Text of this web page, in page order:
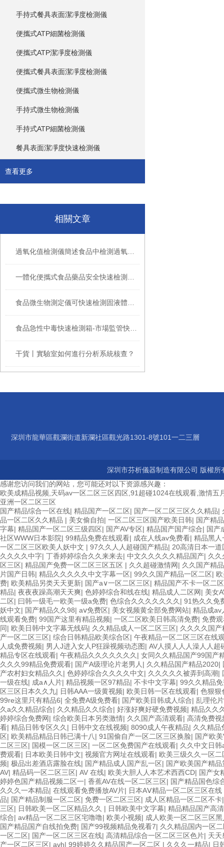
手持式餐具表面潔凈度檢測儀
便攜式ATP細菌檢測儀
便攜式ATP潔凈度檢測儀
便攜式餐具表面潔凈度檢測儀
便攜式微生物檢測儀
手持式微生物檢測儀
手持式ATP細菌檢測儀
餐具表面潔凈度快速檢測儀
查看更多
相關文章
干貨丨實驗室如何進行分析系統核查？
深圳市龍華區觀瀾街道新瀾社區觀光路1301-8號101一二三層
深圳市芬析儀器制造有限公司 版權
感谢您访问我们的网站，您可能还对以下资源感兴趣：
欧美成精品视频,天码av一区二区三区四区,91超碰1024在线观看,激情
亚洲一区二区三区
国产精品综合一区在线| 精品国产一区二区| 国产一区二区三区久久精品|
品一区二区久久精品 | 美女偷自拍| 一区二区三区国产欧美日韩| 国产精
字幕| 精品国产一区二区三级四区| 国产AV专区| 精品国产国产综合| 国产
社区WWW日本影院| 99精品免费在线观看| 成在人线av免费看| 精品黑人
一区二区三区欧美人妖中文 | 97久久人人超碰国产精品| 20高清日本一道
久久久久中字| 丁香婷婷综合久久来来去| 中文久久久久久精品国产| 久久
区三区| 精品国产免费一区二区三区五区 | 久久超碰激情网| 久久国产精
片国产日韩| 精品久久久久久中文字幕一区| 99久久国产精品一区二区|
费| 欧美精品另类天天更新| 国产a∨一区二区三区| 精品国产不卡一区二
精品| 夜夜夜躁高潮天天爽| 色婷婷综合和线在线| 精品成人二区网| 美女
二区| 曰韩一级毛一欧美一级a免费| 色综合久久久久久久久 | 91热久久免
妖中文| 国产精品久久98| aⅴ免费区| 美女视频黄全部免费网站| 精品成av
线观看免费| 99国产这里有精品视频| 一区二区欧美日韩高清免费| 免费
同| 欧美日韩中文字幕无线码| 久久精品成人一区二区三区| 久久久久国
产一区二区三区| 综合日韩精品欧美综合区| 午夜精品一区二区三区在线
人成免费视频| 男人J进入女人P狂躁视频动态图| AV人摸人人人澡人人超
精品专区在线观看| 午夜精品久久久久久久久 | 女同久久精品国产99国产
久久久99精品免费观看| 国产A级理论片老男人 | 久久精品国产精品2020|
产农村妇女精品久久 | 色婷婷综合久久久久中文| 久久久久久被弄到高潮|
一级在线| 成a∧人片| 精品视频一区97精品| 不卡中文字幕| 99久久精品
区三区日本久久九| 日韩AAA一级黄视频| 欧美日韩一区在线观看| 色狠狠
99re这里只有精品6| 全免费A级免费看| 国产欧美目韩成人综合| 乱理伦
久a久久精品综合| 久久精品久久综合| 好涨好爽好硬免费视频| 精品久久
婷婷综合免费网| 综合欧美日本另类激情| 久久国产高清观看| 高清免费视
看| 精品日韩专区久久 | 日韩中文在线视频| 8090成人午夜精品| 久久精品
区| 欧美精品精品日韩已满十八| 91国偷自产一区二区三区换脸| 国产欧
二区三区| 国模一区二区三区| 一区二区免费国产在线观看| 久久中文日韩
费观看| 日本欧美日韩中文| 视频官方网址在线观看| 欧美三级久久一区二
频| 极品出差酒店露脸在线| 国产精品成人国产乱一区| 国产欧美国产精品
AV| 精品码一区二区三区| AV 在线| 欧美大胆人人本艺术西西CD| 国产女
婷婷色国产精品视频二区一| 香蕉AV在线一区二区三区| 国产精品国色综
久久久一本精品| 在线观看免费播放AV片| 日本AⅤ精品一区二区三区在线
品| 国产精品制服一区二区| 免费一区二区三区| 成人区精品一区二区不卡
三区| 日韩欧美一区二区精品久久 | 日韩欧美中文字幕| 精品精品国产高
综合| av精品一区二区三区宅噜噜| 欧美小视频| 成人欧美一区二区三区
国产精品国产自线拍免费| 国产99视频精品免视看7| 久久精品国内一区
一区二区| 国产一区二区三区在线| 高清精品综合一区二区三区色片| 天天
产一区二区三区| avh| 99婷婷久久精品国产一区二区 | 久久久一精品| 日